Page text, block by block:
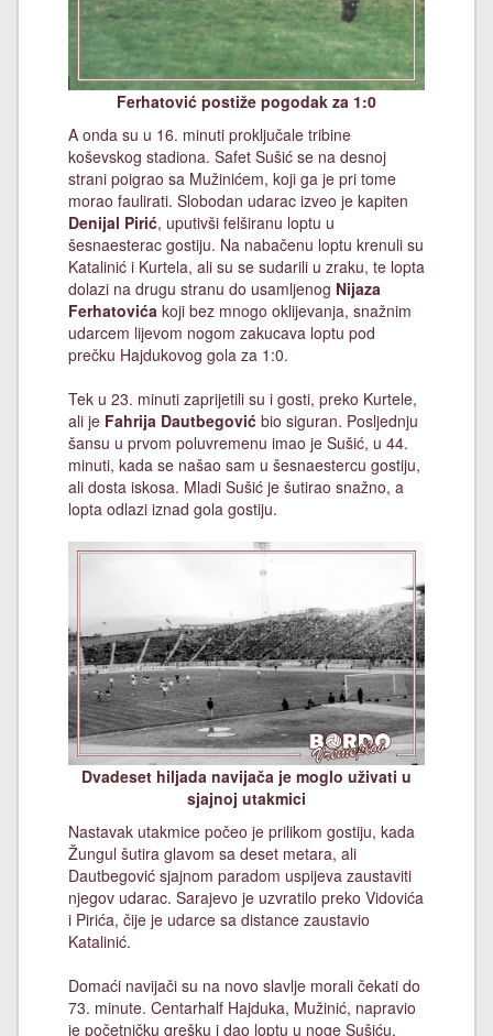
Ferhatović postiže pogodak za 1:0
A onda su u 16. minuti proključale tribine
koševskog stadiona. Safet Sušić se na desnoj
strani poigrao sa Mužinićem, koji ga je pri tome
morao faulirati. Slobodan udarac izveo je kapiten
Denijal Pirić, uputivši felširanu loptu u
šesnaesterac gostiju. Na nabačenu loptu krenuli su
Katalinić i Kurtela, ali su se sudarili u zraku, te lopta
dolazi na drugu stranu do usamljenog Nijaza
Ferhatovića koji bez mnogo oklijevanja, snažnim
udarcem lijevom nogom zakucava loptu pod
prečku Hajdukovog gola za 1:0.
Tek u 23. minuti zaprijetili su i gosti, preko Kurtele,
ali je Fahrija Dautbegović bio siguran. Posljednju
šansu u prvom poluvremenu imao je Sušić, u 44.
minuti, kada se našao sam u šesnaestercu gostiju,
ali dosta iskosa. Mladi Sušić je šutirao snažno, a
lopta odlazi iznad gola gostiju.
Dvadeset hiljada navijača je moglo uživati u
sjajnoj utakmici
Nastavak utakmice počeo je prilikom gostiju, kada
Žungul šutira glavom sa deset metara, ali
Dautbegović sjajnom paradom uspijeva zaustaviti
njegov udarac. Sarajevo je uzvratilo preko Vidovića
i Pirića, čije je udarce sa distance zaustavio
Katalinić.
Domaći navijači su na novo slavlje morali čekati do
73. minute. Centarhalf Hajduka, Mužinić, napravio
je početničku grešku i dao loptu u noge Sušiću.